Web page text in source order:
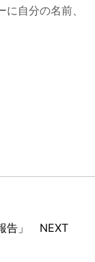
自分の名前、
告」 NEXT